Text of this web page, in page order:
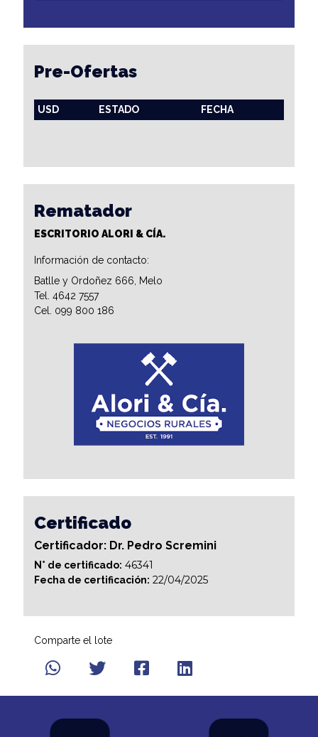
Pre-Ofertas
USD ESTADO FECHA
Rematador
ESCRITORIO ALORI & CÍA.
Información de contacto:
Batlle y Ordoñez 666, Melo
Tel. 4642 7557
Cel. 099 800 186
Certificado
Certificador: Dr. Pedro Scremini
N° de certificado: 46341
Fecha de certificación: 22/04/2025
Comparte el lote